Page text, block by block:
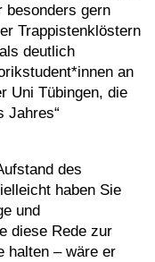
besonders gern
Trappistenklöstern
deutlich
an
Uni Tübingen, die
Jahres“
des
haben Sie
und
diese Rede zur
halten – wäre er